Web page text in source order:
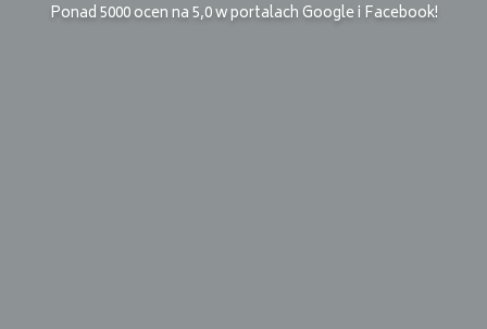
Ponad 5000 ocen na 5,0 w portalach Google i Facebook!